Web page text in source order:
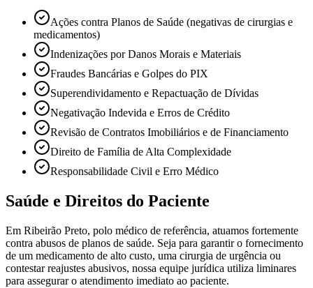
Ações contra Planos de Saúde (negativas de cirurgias e
medicamentos)
Indenizações por Danos Morais e Materiais
Fraudes Bancárias e Golpes do PIX
Superendividamento e Repactuação de Dívidas
Negativação Indevida e Erros de Crédito
Revisão de Contratos Imobiliários e de Financiamento
Direito de Família de Alta Complexidade
Responsabilidade Civil e Erro Médico
Saúde e Direitos do Paciente
Em Ribeirão Preto, polo médico de referência, atuamos fortemente
contra abusos de planos de saúde. Seja para garantir o fornecimento
de um medicamento de alto custo, uma cirurgia de urgência ou
contestar reajustes abusivos, nossa equipe jurídica utiliza liminares
para assegurar o atendimento imediato ao paciente.